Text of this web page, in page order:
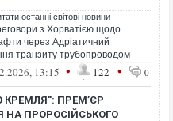
останні світові новини
з Хорватією щодо
через Адріатичний
транзиту трубопроводом
13:15 • 122 • 0
ПРЕМʼЄР
НА ПРОРОСІЙСЬКОГО